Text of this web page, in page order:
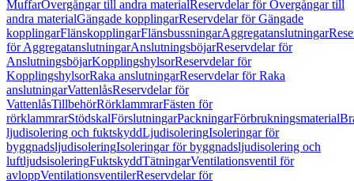
MuffarÖvergångar till andra materialReservdelar för Övergångar till
andra materialGängade kopplingarReservdelar för Gängade
kopplingarFlänskopplingarFlänsbussningarAggregatanslutningar
för AggregatanslutningarAnslutningsböjarReservdelar för
AnslutningsböjarKopplingshylsorReservdelar för
KopplingshylsorRaka anslutningarReservdelar för Raka
anslutningarVattenlåsReservdelar för
VattenlåsTillbehörRörklammrarFästen för
rörklammrarStödskalFörslutningarPackningarFörbrukningsmaterial
ljudisolering och fuktskyddLjudisoleringIsoleringar för
byggnadsljudisoleringIsoleringar för byggnadsljudisolering och
luftljudsisoleringFuktskyddTätningarVentilationsventil för
avloppVentilationsventilerReservdelar för